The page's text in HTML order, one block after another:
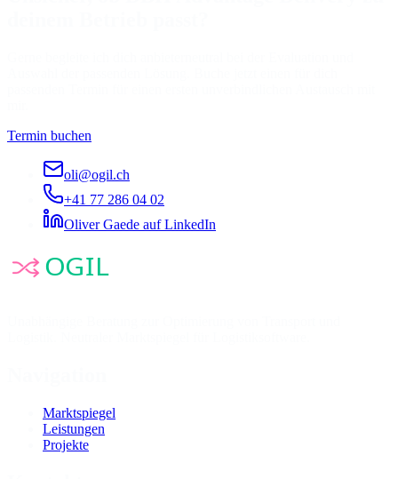
Termin buchen
oli@ogil.ch
+41 77 286 04 02
Oliver Gaede auf LinkedIn
Marktspiegel
Leistungen
Projekte